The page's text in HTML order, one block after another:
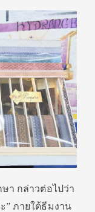
า กล่าวต่อไปว่า
ภายใต้ธีมงาน